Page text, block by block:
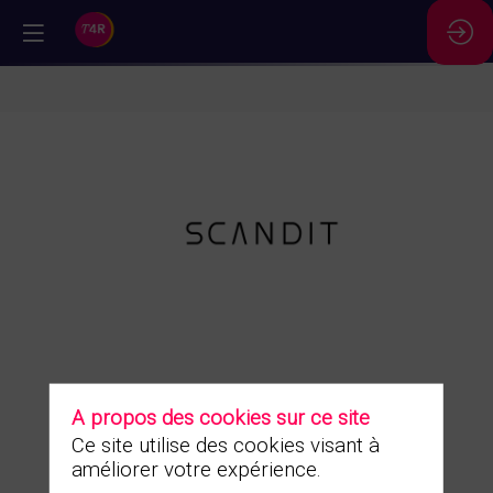
Description
Donnez des superpouvoirs à
vos collaborateurs et à vos
A propos des cookies sur ce site
Ce site utilise des cookies visant à
améliorer votre expérience.